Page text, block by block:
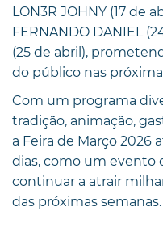
LON3R JOHNY (17 de
FERNANDO DANIEL
(25 de abril),
do público nas
Com um programa
tradição, animação,
a Feira de Março 2026
dias, como um evento
continuar a atrair
das próximas semanas.